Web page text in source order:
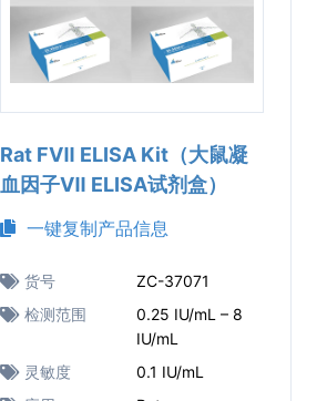
Rat FⅦ ELISA Kit（大鼠凝
血因子Ⅶ ELISA试剂盒）
一键复制产品信息
货号
ZC-37071
检测范围
0.25 IU/mL – 8
IU/mL
灵敏度
0.1 IU/mL